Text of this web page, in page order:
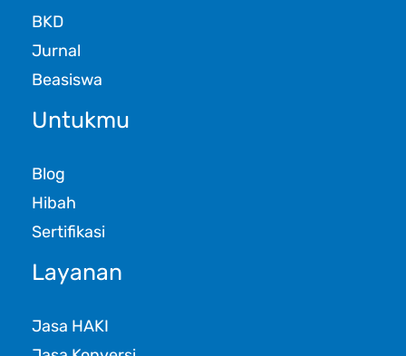
BKD
Jurnal
Beasiswa
Untukmu
Blog
Hibah
Sertifikasi
Layanan
Jasa HAKI